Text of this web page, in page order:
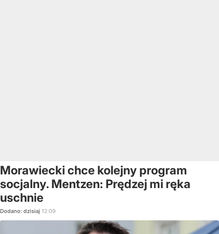
Morawiecki chce kolejny program
socjalny. Mentzen: Prędzej mi ręka
uschnie
Dodano: dzisiaj 12:09